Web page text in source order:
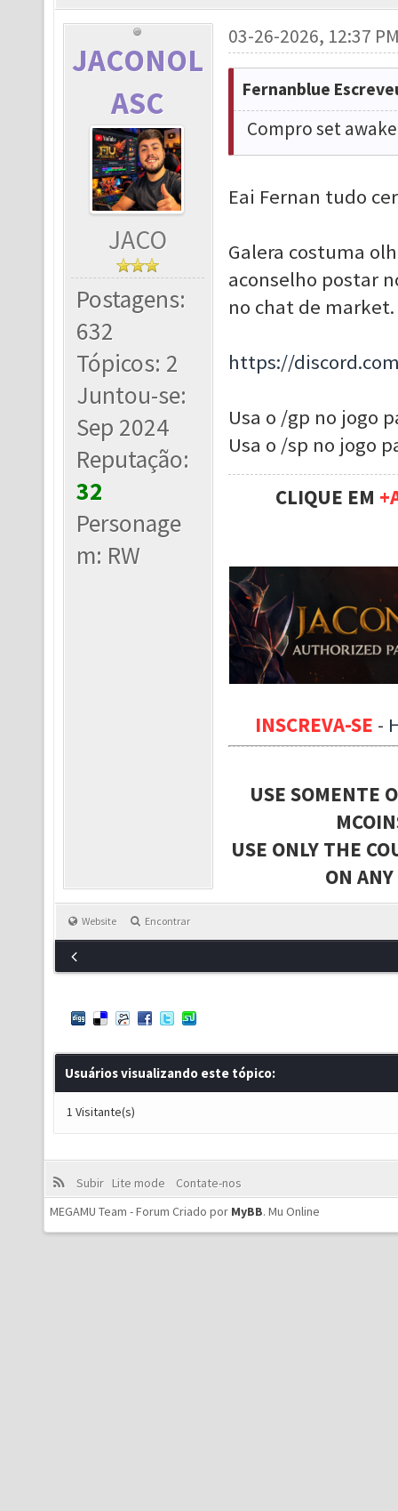
JACONOL
ASC
JACO
Postagens:
632
Tópicos: 2
Juntou-se:
Sep 2024
Reputação:
32
Personage
m: RW
03-26-2026, 12:37
Fernanblue
Compro set
Eai Fernan tudo
Galera costuma
aconselho postar
no chat de market.
https://
Usa o /gp no jogo
Usa o /sp no jogo
CLIQUE EM
INSCREVA-SE -
USE SOMENTE
USE ONLY THE
ON
Website Encontrar
Usuários visualizando este tópico:
1 Visitante(s)
Subir Lite mode
Contate-nos
MEGAMU Team - Forum Criado por MyBB. Mu Online